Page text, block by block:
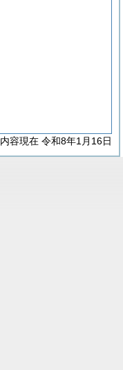
内容現在 令和8年1月16日